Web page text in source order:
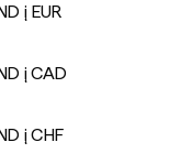
į EUR
į CAD
į CHF